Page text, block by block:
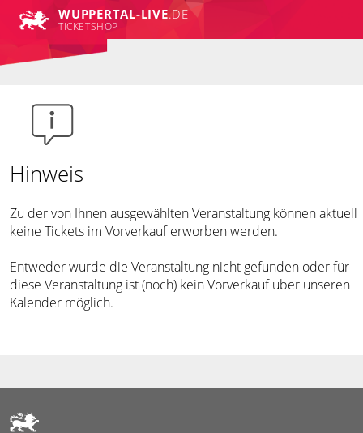
WUPPERTAL-LIVE.DE
TICKETSHOP
Hinweis
Zu der von Ihnen ausgewählten Veranstaltung können aktuell
keine Tickets im Vorverkauf erworben werden.
Entweder wurde die Veranstaltung nicht gefunden oder für
diese Veranstaltung ist (noch) kein Vorverkauf über unseren
Kalender möglich.